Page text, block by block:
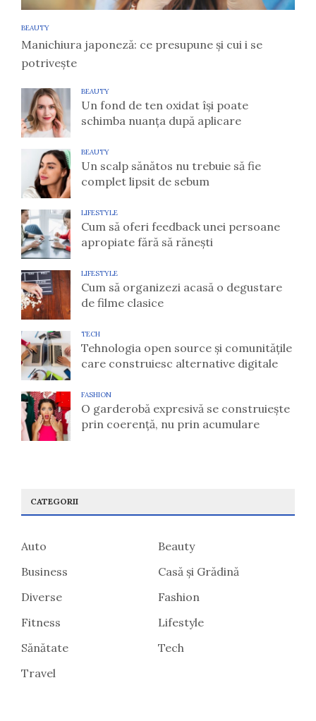
BEAUTY
Manichiura japoneză: ce presupune și cui i se
potrivește
BEAUTY
Un fond de ten oxidat își poate
schimba nuanța după aplicare
BEAUTY
Un scalp sănătos nu trebuie să fie
complet lipsit de sebum
LIFESTYLE
Cum să oferi feedback unei persoane
apropiate fără să rănești
LIFESTYLE
Cum să organizezi acasă o degustare
de filme clasice
TECH
Tehnologia open source și comunitățile
care construiesc alternative digitale
FASHION
O garderobă expresivă se construiește
prin coerență, nu prin acumulare
CATEGORII
Auto
Beauty
Business
Casă și Grădină
Diverse
Fashion
Fitness
Lifestyle
Sănătate
Tech
Travel